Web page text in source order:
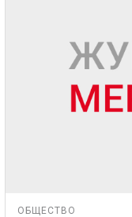
ОБЩЕСТВО